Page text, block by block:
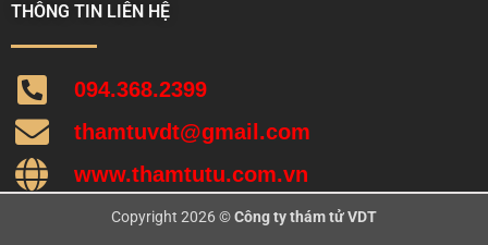
THÔNG TIN LIÊN HỆ
094.368.2399
thamtuvdt@gmail.com
www.thamtutu.com.vn
Copyright 2026 ©Công ty thám tử VDT